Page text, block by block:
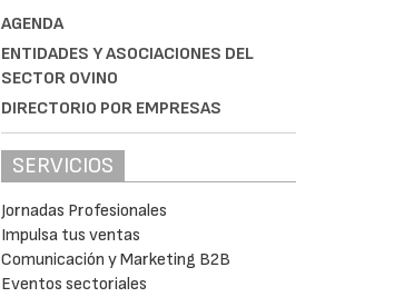
AGENDA
ENTIDADES Y ASOCIACIONES DEL
SECTOR OVINO
DIRECTORIO POR EMPRESAS
SERVICIOS
Jornadas Profesionales
Impulsa tus ventas
Comunicación y Marketing B2B
Eventos sectoriales